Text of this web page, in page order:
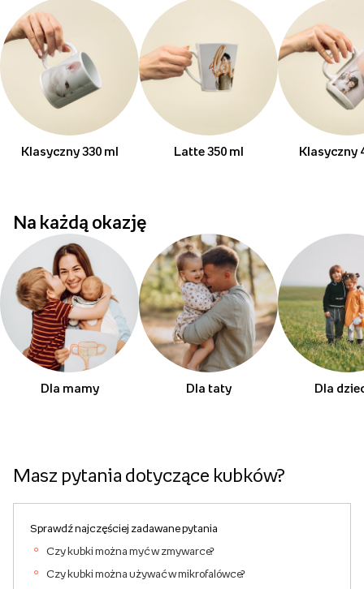
Klasyczny 330 ml Latte 350 ml Klasyczny
Na każdą okazję
Dla mamy Dla taty Dla
Masz pytania dotyczące kubków?
Sprawdź najczęściej zadawane pytania
Czy kubki można myć w zmywarce?
Czy kubki można używać w mikrofalówce?